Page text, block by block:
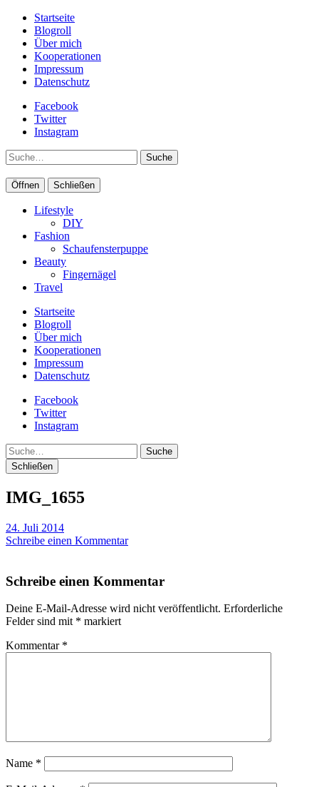
Startseite
Blogroll
Über mich
Kooperationen
Impressum
Datenschutz
Facebook
Twitter
Instagram
Suche
Öffnen Schließen
Lifestyle
DIY
Fashion
Schaufensterpuppe
Beauty
Fingernägel
Travel
Startseite
Blogroll
Über mich
Kooperationen
Impressum
Datenschutz
Facebook
Twitter
Instagram
Suche
Schließen
IMG_1655
24. Juli 2014
Schreibe einen Kommentar
Schreibe einen Kommentar
Deine E-Mail-Adresse wird nicht veröffentlicht. Erforderliche
Felder sind mit * markiert
Kommentar *
Name *